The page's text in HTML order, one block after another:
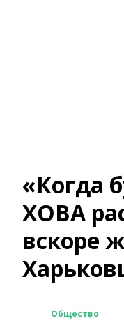
«Когда
ХОВА
вскоре
Общество